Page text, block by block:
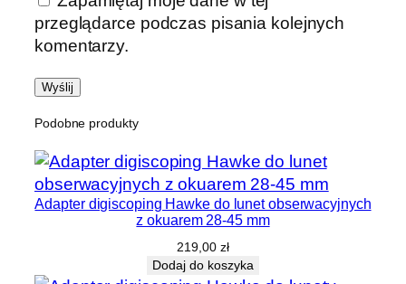
przeglądarce podczas pisania kolejnych
komentarzy.
Podobne produkty
Adapter digiscoping Hawke do lunet obserwacyjnych
z okuarem 28-45 mm
219,00 zł
Dodaj do koszyka